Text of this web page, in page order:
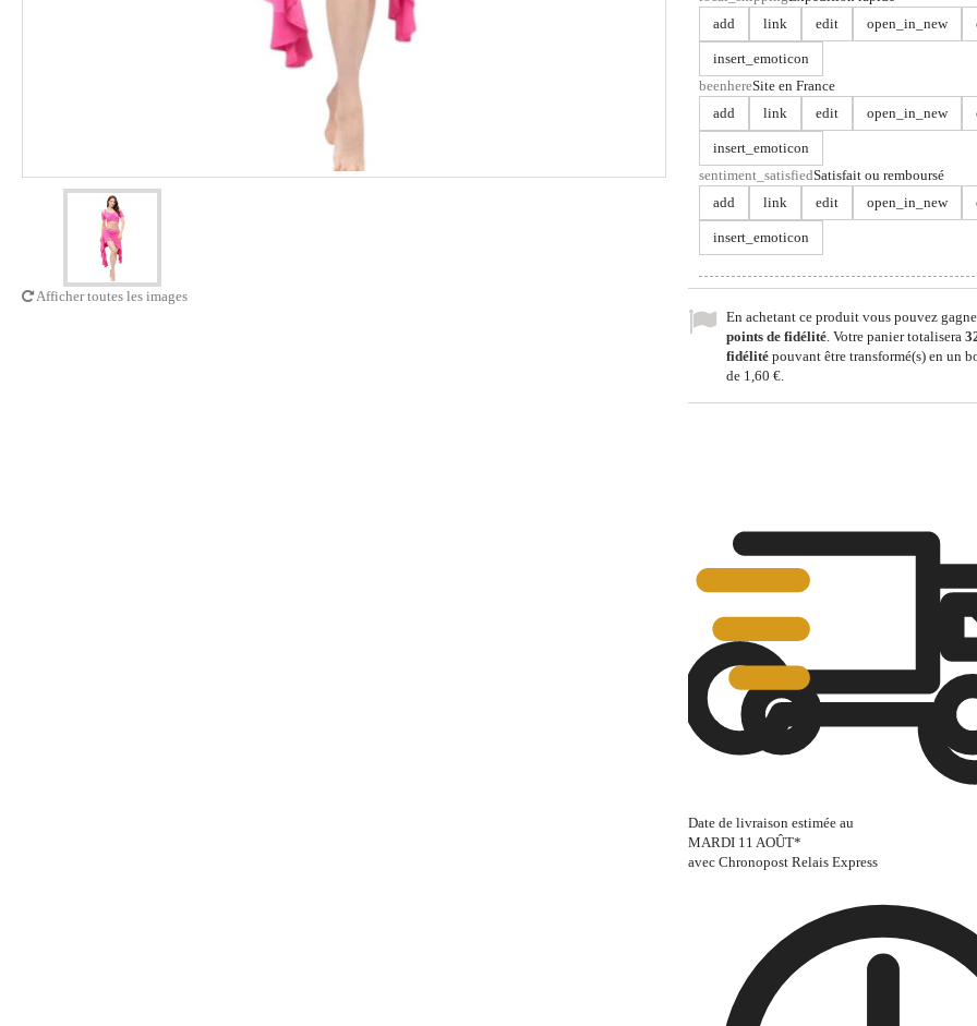
Afficher toutes les images
add
link edit open_in_new
insert_emoticon
beenhereSite en France
add
link edit open_in_new
insert_emoticon
sentiment_satisfiedSatisfait ou remboursé
add
link edit open_in_new
insert_emoticon
En achetant ce produit vous pouvez
points de fidélité. Votre panier totalisera
fidélitépouvant être transformé(s) en un
de 1,60 €.
Date de livraison estimée au
MARDI 11 AOÛT*
avec Chronopost Relais Express